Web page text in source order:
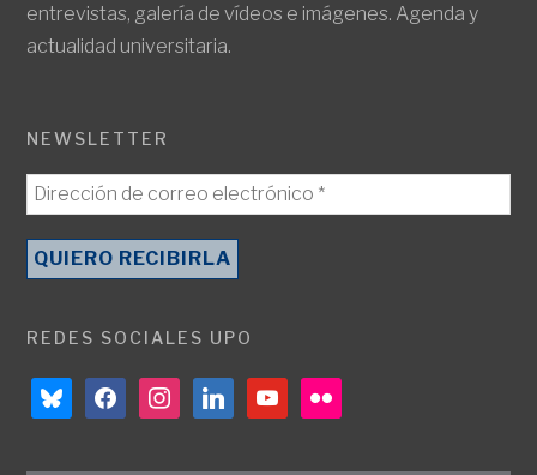
entrevistas, galería de vídeos e imágenes. Agenda y
actualidad universitaria.
NEWSLETTER
REDES SOCIALES UPO
blueskyfacebookinstagramlinkedinyoutubeflickr